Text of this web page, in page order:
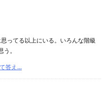
ってる以上にいる。いろんな階級
。
答え...